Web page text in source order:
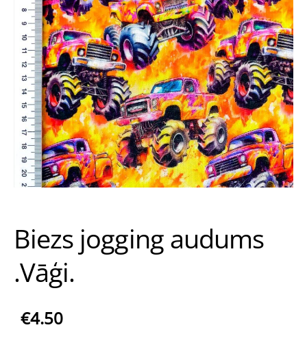
Biezs jogging audums
.Vāģi.
€4.50